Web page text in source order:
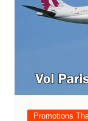
Promotions